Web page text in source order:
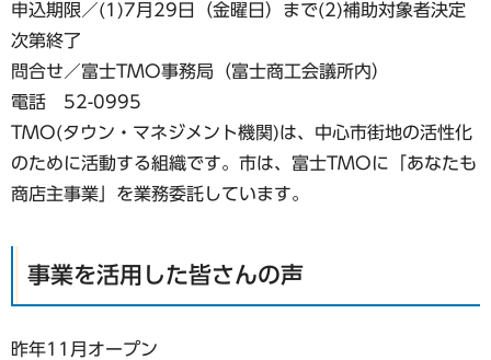
申込期限／(1)7月29日（金曜日）まで(2)補助対象者決定
次第終了
問合せ／富士TMO事務局（富士商工会議所内）
電話 52-0995
TMO(タウン・マネジメント機関)は、中心市街地の活性化
のために活動する組織です。市は、富士TMOに「あなたも
商店主事業」を業務委託しています。
事業を活用した皆さんの声
昨年11月オープン